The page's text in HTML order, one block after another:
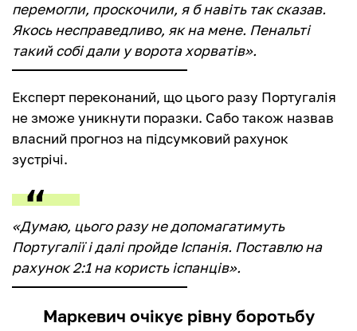
перемогли, проскочили, я б навіть так сказав.
Якось несправедливо, як на мене. Пенальті
такий собі дали у ворота хорватів».
Експерт переконаний, що цього разу Португалія
не зможе уникнути поразки. Сабо також назвав
власний прогноз на підсумковий рахунок
зустрічі.
«Думаю, цього разу не допомагатимуть
Португалії і далі пройде Іспанія. Поставлю на
рахунок 2:1 на користь іспанців».
Маркевич очікує рівну боротьбу